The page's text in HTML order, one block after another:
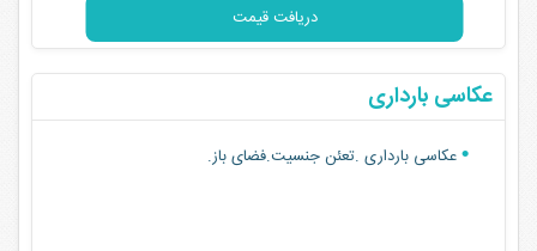
دریافت قیمت
عکاسی بارداری
عکاسی بارداری .تعئن جنسیت.فضای باز.